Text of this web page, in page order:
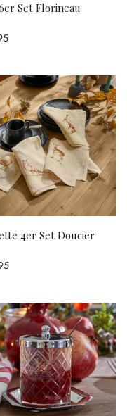
Set Florineau
4er Set Doucier